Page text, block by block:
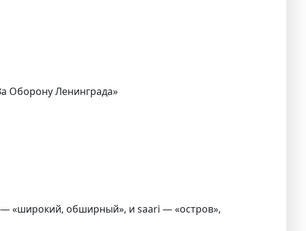
Оборону Ленинграда»
— «широкий, обширный», и saari — «остров»,